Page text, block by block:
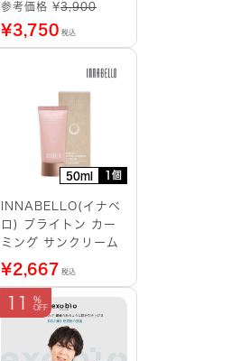
参考価格 ¥3,900
¥3,750 税込
50ml 1個
INNABELLO(イナベ
ロ) ブライトン カー
ミング サンクリーム
¥2,667 税込
11